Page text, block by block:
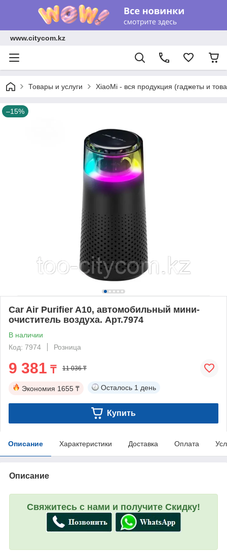
www.citycom.kz
Товары и услуги XiaoMi - вся продукция (гаджеты и
–15%
Car Air Purifier A10, автомобильный мини-
очиститель воздуха. Арт.7974
В наличии
Код: 7974
Розница
9 381 ₸ 11 036 ₸
Экономия 1655 ₸ Осталось 1 день
Купить
Описание Характеристики Доставка Оплата
Описание
Свяжитесь с нами и получите Скидку!